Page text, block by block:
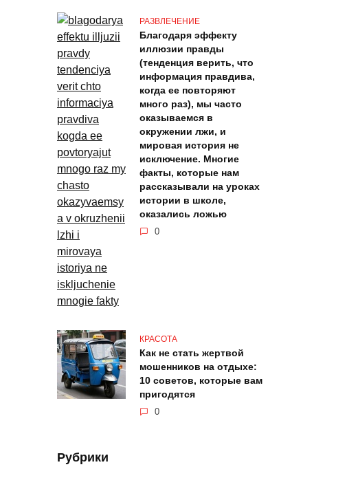
РАЗВЛЕЧЕНИЕ
Благодаря эффекту
иллюзии правды
(тенденция верить, что
информация правдива,
когда ее повторяют
много раз), мы часто
оказываемся в
окружении лжи, и
мировая история не
исключение. Многие
факты, которые нам
рассказывали на уроках
истории в школе,
оказались ложью
0
КРАСОТА
Как не стать жертвой
мошенников на отдыхе:
10 советов, которые вам
пригодятся
0
Рубрики